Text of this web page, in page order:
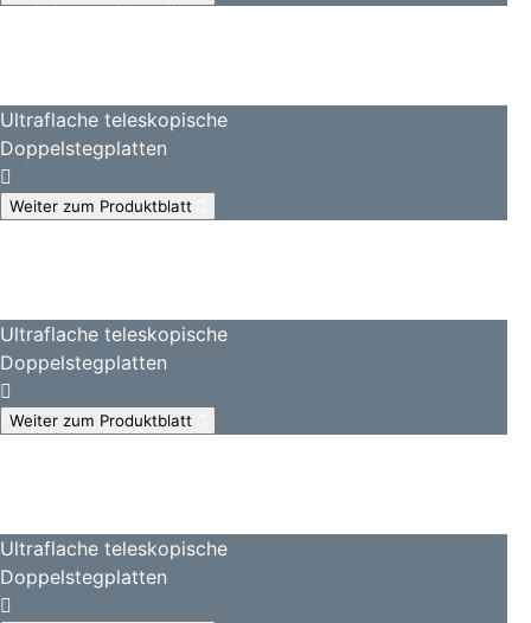
Ultraflache teleskopische
Doppelstegplatten
Weiter zum Produktblatt
Ultraflache teleskopische
Doppelstegplatten
Weiter zum Produktblatt
Ultraflache teleskopische
Doppelstegplatten